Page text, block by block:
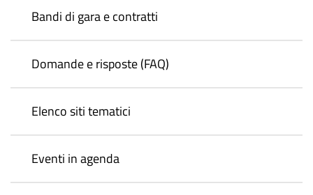
Bandi di gara e contratti
Domande e risposte (FAQ)
Elenco siti tematici
Eventi in agenda